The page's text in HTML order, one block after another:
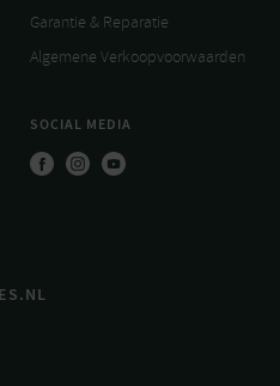
Garantie & Reparatie
Algemene Verkoopvoorwaarden
SOCIAL MEDIA